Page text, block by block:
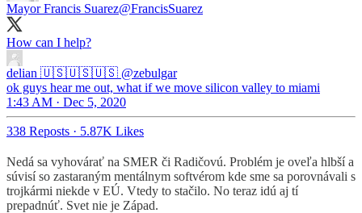
Mayor Francis Suarez@FrancisSuarez
How can I help?
delian 🇺🇸🇺🇸🇺🇸 @zebulgar
ok guys hear me out, what if we move silicon valley to miami
1:43 AM · Dec 5, 2020
338 Reposts · 5.87K Likes
Nedá sa vyhovárať na SMER či Radičovú. Problém je oveľa hlbší a
súvisí so zastaraným mentálnym softvérom kde sme sa porovnávali s
trojkármi niekde v EÚ. Vtedy to stačilo. No teraz idú aj tí
prepadnúť. Svet nie je Západ.